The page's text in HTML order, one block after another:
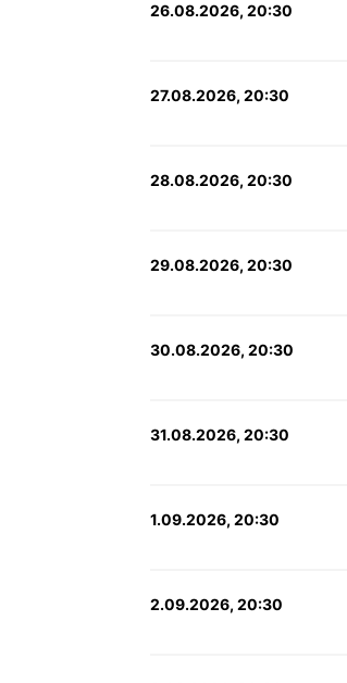
26.08.2026, 20:30
27.08.2026, 20:30
28.08.2026, 20:30
29.08.2026, 20:30
30.08.2026, 20:30
31.08.2026, 20:30
1.09.2026, 20:30
2.09.2026, 20:30